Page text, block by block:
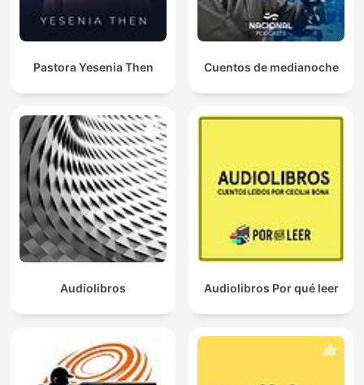
Pastora Yesenia Then Cuentos de medianoche
Audiolibros Audiolibros Por qué leer